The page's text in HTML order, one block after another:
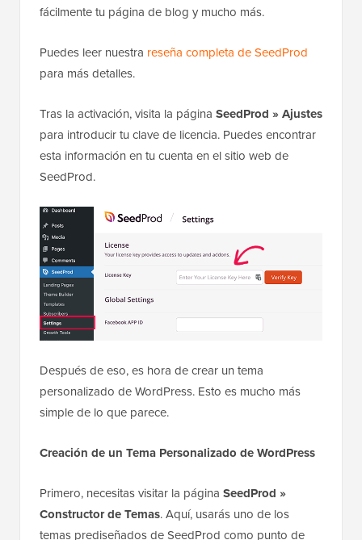
fácilmente tu página de blog y mucho más.
Puedes leer nuestra reseña completa de SeedProd
para más detalles.
Tras la activación, visita la página SeedProd » Ajustes
para introducir tu clave de licencia. Puedes encontrar
esta información en tu cuenta en el sitio web de
SeedProd.
Después de eso, es hora de crear un tema
personalizado de WordPress. Esto es mucho más
simple de lo que parece.
Creación de un Tema Personalizado de WordPress
Primero, necesitas visitar la página SeedProd »
Constructor de Temas. Aquí, usarás uno de los
temas prediseñados de SeedProd como punto de